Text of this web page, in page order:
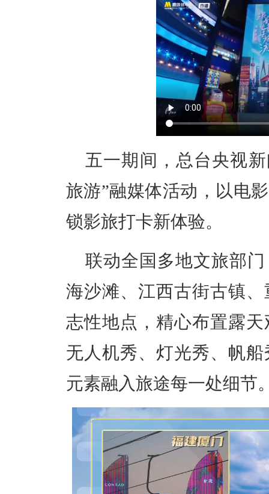
五一期间，总台央视新
旅游”融媒体活动，以电
锁影旅打卡新体验。
联动全国多地文旅部
海沙滩、江西古街古镇
志性地点，精心布置露
无人机秀、灯光秀、帆
元素融入旅途每一处细节